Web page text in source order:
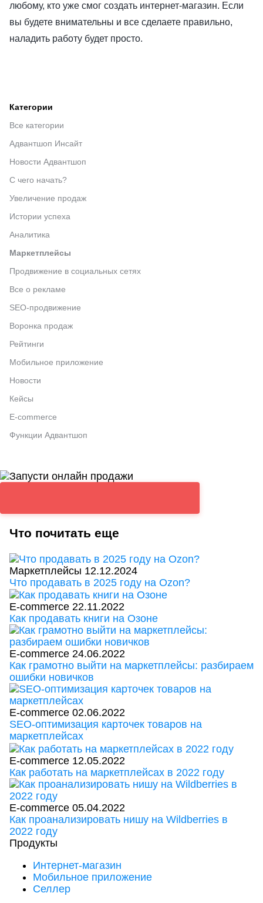
Категории
Все категории
Адвантшоп Инсайт
Новости Адвантшоп
С чего начать?
Увеличение продаж
Истории успеха
Аналитика
Маркетплейсы
Продвижение в социальных сетях
Все о рекламе
SEO-продвижение
Воронка продаж
Рейтинги
Мобильное приложение
Новости
Кейсы
E-commerce
Функции Адвантшоп
любому, кто уже смог создать интернет-магазин. Если
вы будете внимательны и все сделаете правильно,
наладить работу будет просто.
Что почитать еще
Маркетплейсы 12.12.2024
Что продавать в 2025 году на Ozon?
E-commerce 22.11.2022
Как продавать книги на Озоне
E-commerce 24.06.2022
Как грамотно выйти на маркетплейсы: разбираем
ошибки новичков
E-commerce 02.06.2022
SEO-оптимизация карточек товаров на
маркетплейсах
E-commerce 12.05.2022
Как работать на маркетплейсах в 2022 году
E-commerce 05.04.2022
Как проанализировать нишу на Wildberries в
2022 году
Продукты
Интернет-магазин
Мобильное приложение
Селлер